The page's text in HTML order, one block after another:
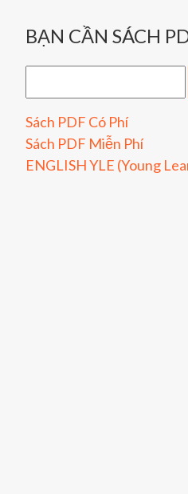
BẠN CẦN SÁCH
Sách PDF Có Phí
Sách PDF Miễn Phí
ENGLISH YLE (Young